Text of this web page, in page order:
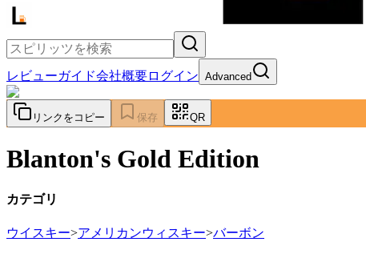
レビューガイド会社概要ログイン Advanced
リンクをコピー 保存 QR
Blanton's Gold Edition
カテゴリ
ウイスキー>アメリカンウィスキー>バーボン